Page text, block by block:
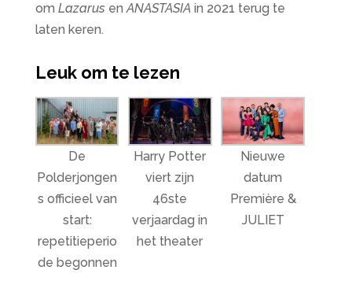
om Lazarus enANASTASIAin 2021 terug te
laten keren.
Leuk om te lezen
De
Polderjongen
s officieel van
start:
repetitieperio
de begonnen
Harry Potter
viert zijn
46ste
verjaardag in
het theater
Nieuwe
datum
Première &
JULIET